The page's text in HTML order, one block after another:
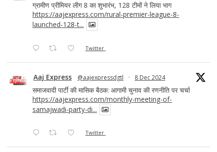
ग्रामीण प्रीमियर लीग 8 का शुभारंभ, 128 टीमों ने लिया भाग
https://aajexpress.com/rural-premier-league-8-
launched-128-t...
Twitter
Aaj Express @aajexpressdgtl · 8 Dec 2024
समाजवादी पार्टी की मासिक बैठक: आगामी चुनाव की रणनीति पर चर्चा
https://aajexpress.com/monthly-meeting-of-
samajwadi-party-di...
Twitter